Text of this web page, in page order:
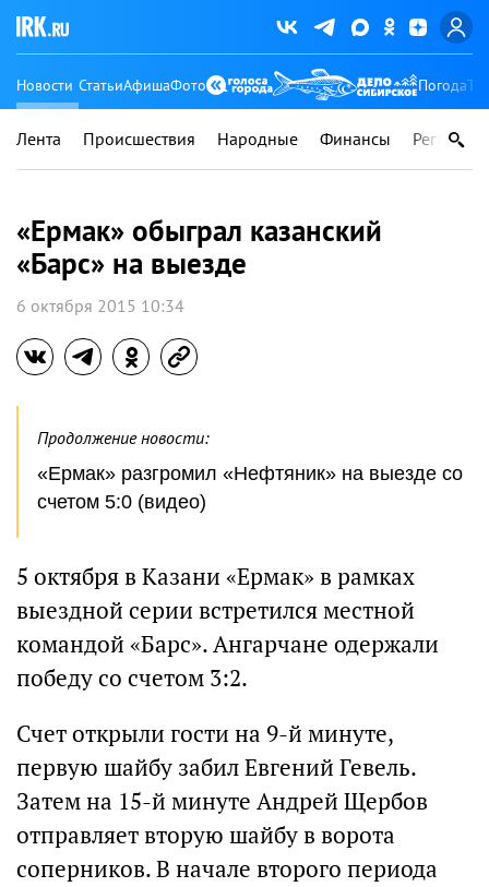
Новости СтатьиАфишаФото Погода
Лента Происшествия Народные Финансы Регионы
«Ермак» обыграл казанский
«Барс» на выезде
6 октября 2015 10:34
Продолжение новости:
«Ермак» разгромил «Нефтяник» на выезде со
счетом 5:0 (видео)
5 октября в Казани «Ермак» в рамках
выездной серии встретился местной
командой «Барс». Ангарчане одержали
победу со счетом 3:2.
Счет открыли гости на 9-й минуте,
первую шайбу забил Евгений Гевель.
Затем на 15-й минуте Андрей Щербов
отправляет вторую шайбу в ворота
соперников. В начале второго периода